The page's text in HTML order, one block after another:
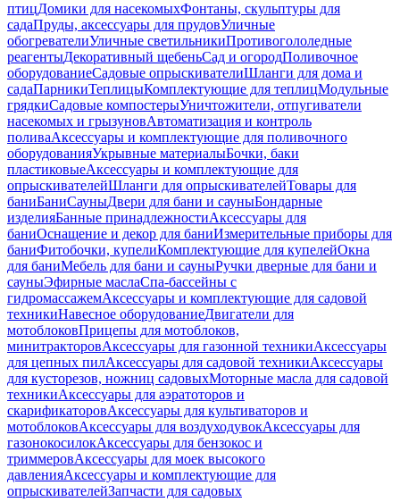
птицДомики для насекомыхФонтаны, скульптуры для
садаПруды, аксессуары для прудовУличные
обогревателиУличные светильникиПротивогололедные
реагентыДекоративный щебеньСад и огородПоливочное
оборудованиеСадовые опрыскивателиШланги для дома и
садаПарникиТеплицыКомплектующие для теплицМодульные
грядкиСадовые компостерыУничтожители, отпугиватели
насекомых и грызуновАвтоматизация и контроль
поливаАксессуары и комплектующие для поливочного
оборудованияУкрывные материалыБочки, баки
пластиковыеАксессуары и комплектующие для
опрыскивателейШланги для опрыскивателейТовары для
баниБаниСауныДвери для бани и сауныБондарные
изделияБанные принадлежностиАксессуары для
баниОснащение и декор для баниИзмерительные приборы для
баниФитобочки, купелиКомплектующие для купелейОкна
для баниМебель для бани и сауныРучки дверные для бани и
сауныЭфирные маслаСпа-бассейны с
гидромассажемАксессуары и комплектующие для садовой
техникиНавесное оборудованиеДвигатели для
мотоблоковПрицепы для мотоблоков,
минитракторовАксессуары для газонной техникиАксессуары
для цепных пилАксессуары для садовой техникиАксессуары
для кусторезов, ножниц садовыхМоторные масла для садовой
техникиАксессуары для аэратоторов и
скарификаторовАксессуары для культиваторов и
мотоблоковАксессуары для воздуходувокАксессуары для
газонокосилокАксессуары для бензокос и
триммеровАксессуары для моек высокого
давленияАксессуары и комплектующие для
опрыскивателейЗапчасти для садовых